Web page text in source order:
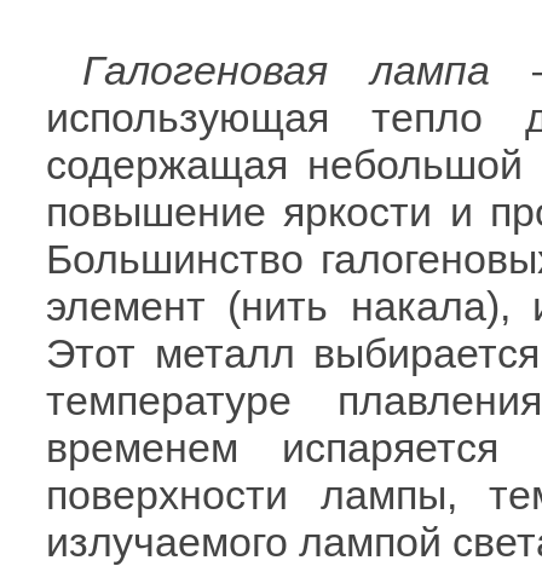
Галогеновая лампа
использующая тепло
содержащая небольшой
повышение яркости и
Большинство
элемент (нить накала),
Этот металл
температуре
временем
поверхности лампы,
излучаемого лампой